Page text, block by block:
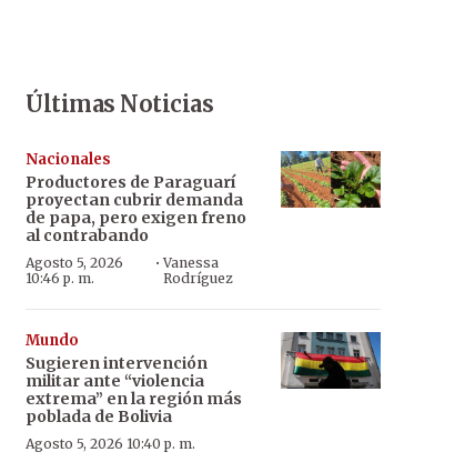
Últimas Noticias
Nacionales
Productores de Paraguarí
proyectan cubrir demanda
de papa, pero exigen freno
al contrabando
Agosto 5, 2026
10:46 p. m.
·Vanessa
Rodríguez
Mundo
Sugieren intervención
militar ante “violencia
extrema” en la región más
poblada de Bolivia
Agosto 5, 2026 10:40 p. m.